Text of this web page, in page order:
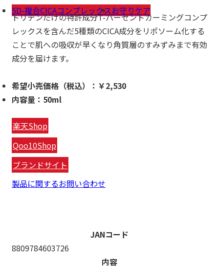
5D-複合CICAコンプレックスお守りケア
トリデンだけの特許成分T-パーセントカーミングコンプ
レックスを含んだ5種類のCICA成分をリポソーム化する
ことで肌への吸収が早くなり角質層のすみずみまで有効
成分を届けます。
希望小売価格（税込）：￥2,530
内容量：50ml
楽天Shop
Qoo10Shop
ブランドサイト
製品に関するお問い合わせ
JANコード
8809784603726
内容